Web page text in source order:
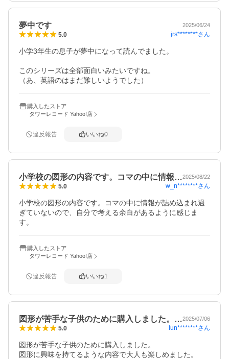
夢中です 2025/06/24
5.0 jrs********さん
小学3年生の息子が夢中になって読んでました。
このシリーズは全部面白いみたいですね。
（あ、英語のはまだ難しいようでした）
購入したストア
タワーレコード Yahoo!店
違反報告 いいね0
小学校の図形の内容です。コマの中に情報…2025/08/22
5.0 w_n********さん
小学校の図形の内容です。コマの中に情報が詰め込まれ過
ぎていないので、自分で考える余白があるように感じま
す。
購入したストア
タワーレコード Yahoo!店
違反報告 いいね1
図形が苦手な子供のために購入しました。…2025/07/06
5.0 lun********さん
図形が苦手な子供のために購入しました。
図形に興味を持てるような内容で大人も楽しめました。